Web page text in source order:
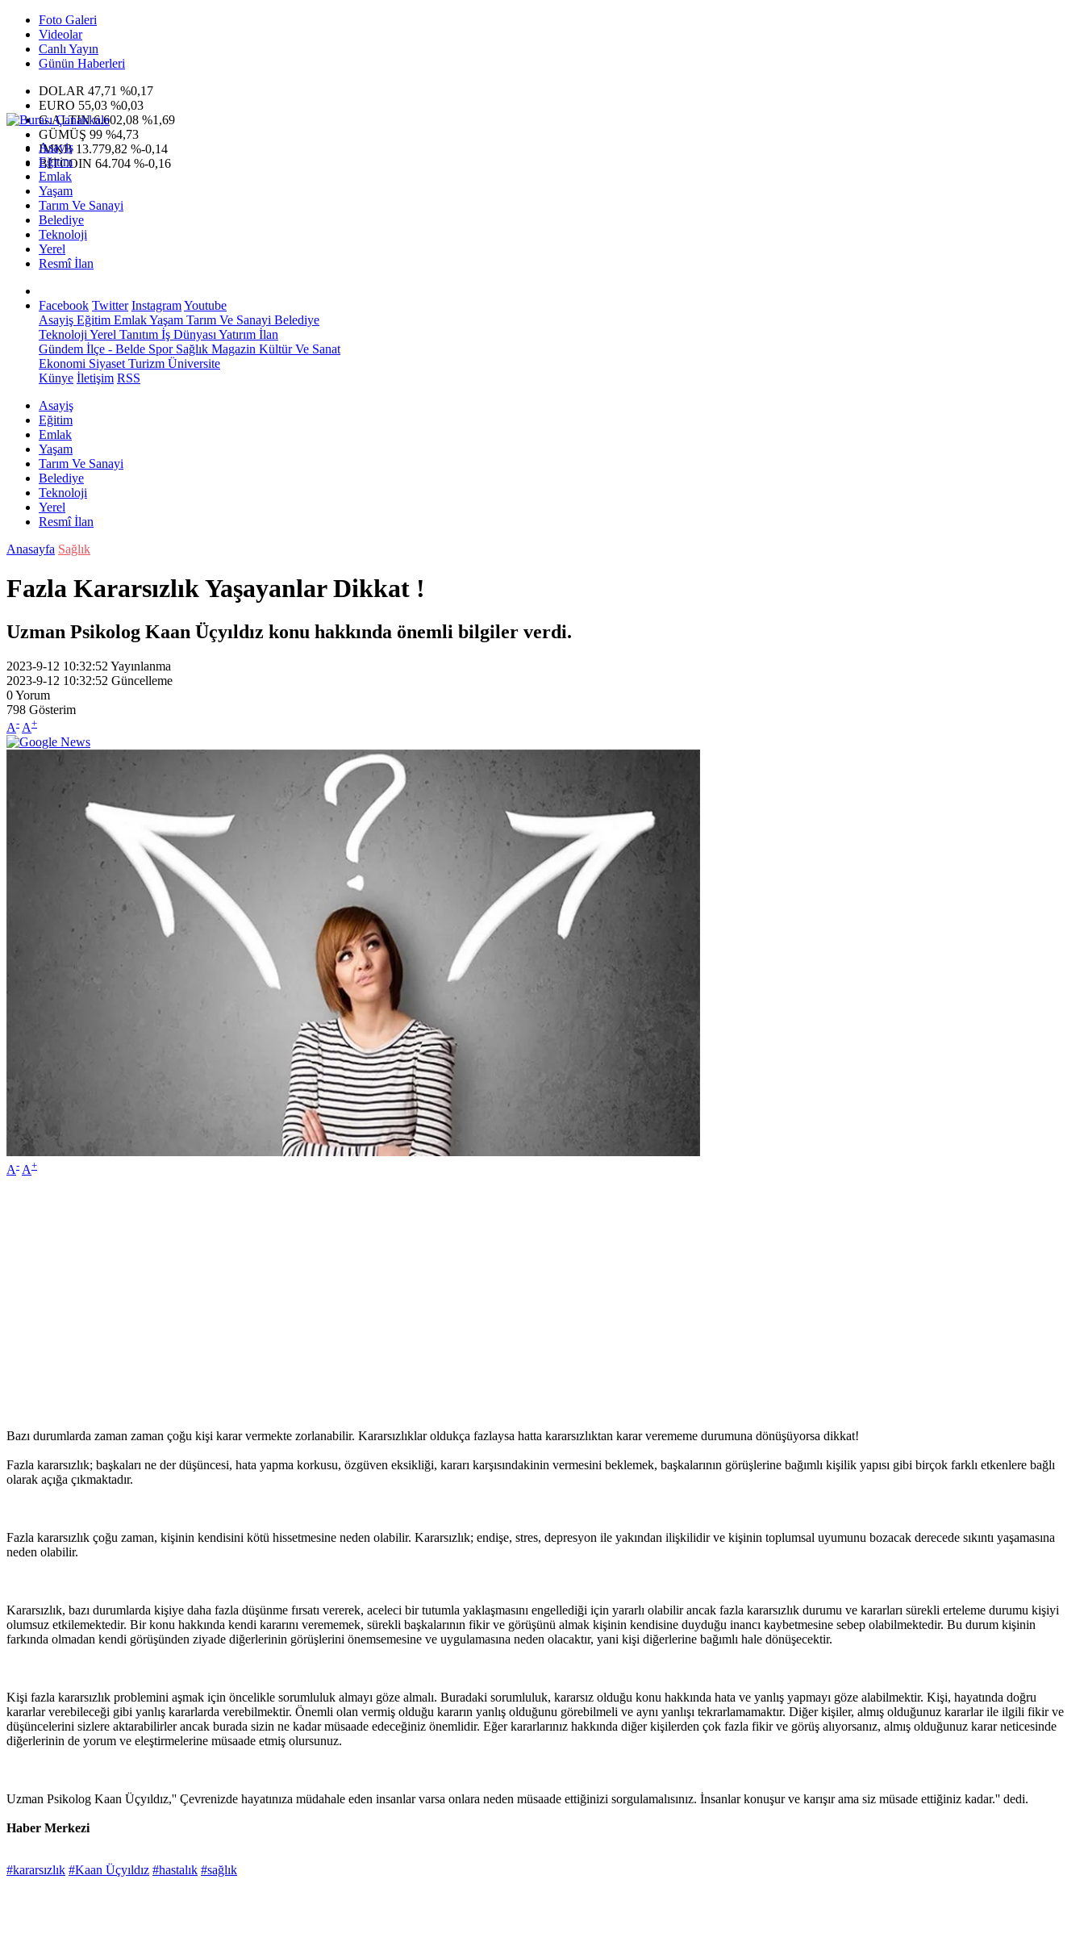
Foto Galeri
Videolar
Canlı Yayın
Günün Haberleri
DOLAR 47,71 %0,17
EURO 55,03 %0,03
G.ALTIN6.602,08 %1,69
GÜMÜŞ 99 %4,73
IMKB 13.779,82 %-0,14
BITCOIN 64.704 %-0,16
Asayiş
Eğitim
Emlak
Yaşam
Tarım Ve Sanayi
Belediye
Teknoloji
Yerel
Resmî İlan
Facebook Twitter InstagramYoutube
Asayiş Eğitim EmlakYaşam Tarım Ve Sanayi Belediye
Teknoloji Yerel Tanıtım İş Dünyası Yatırım İlan
Gündem İlçe - Belde SporSağlık Magazin Kültür Ve Sanat
Ekonomi Siyaset Turizm Üniversite
Künye İletişim RSS
Asayiş
Eğitim
Emlak
Yaşam
Tarım Ve Sanayi
Belediye
Teknoloji
Yerel
Resmî İlan
Anasayfa Sağlık
Fazla Kararsızlık Yaşayanlar Dikkat !
Uzman Psikolog Kaan Üçyıldız konu hakkında önemli bilgiler verdi.
2023-9-12 10:32:52 Yayınlanma
2023-9-12 10:32:52 Güncelleme
0Yorum
798 Gösterim
A- A+
A- A+
Bazı durumlarda zaman zaman çoğu kişi karar vermekte zorlanabilir. Kararsızlıklar oldukça fazlaysa hatta kararsızlıktan karar verememe durumuna dönüşüyorsa dikkat!
Fazla kararsızlık; başkaları ne der düşüncesi, hata yapma korkusu, özgüven eksikliği, kararı karşısındakinin vermesini beklemek, başkalarının görüşlerine bağımlı kişilik yapısı gibi birçok farklı etkenlere bağlı
olarak açığa çıkmaktadır.
Fazla kararsızlık çoğu zaman, kişinin kendisini kötü hissetmesine neden olabilir. Kararsızlık; endişe, stres, depresyon ile yakından ilişkilidir ve kişinin toplumsal uyumunu bozacak derecede sıkıntı yaşamasına
neden olabilir.
Kararsızlık, bazı durumlarda kişiye daha fazla düşünme fırsatı vererek, aceleci bir tutumla yaklaşmasını engellediği için yararlı olabilir ancak fazla kararsızlık durumu ve kararları sürekli erteleme durumu kişiyi
olumsuz etkilemektedir. Bir konu hakkında kendi kararını verememek, sürekli başkalarının fikir ve görüşünü almak kişinin kendisine duyduğu inancı kaybetmesine sebep olabilmektedir. Bu durum kişinin
farkında olmadan kendi görüşünden ziyade diğerlerinin görüşlerini önemsemesine ve uygulamasına neden olacaktır, yani kişi diğerlerine bağımlı hale dönüşecektir.
Kişi fazla kararsızlık problemini aşmak için öncelikle sorumluluk almayı göze almalı. Buradaki sorumluluk, kararsız olduğu konu hakkında hata ve yanlış yapmayı göze alabilmektir. Kişi, hayatında doğru
kararlar verebileceği gibi yanlış kararlarda verebilmektir. Önemli olan vermiş olduğu kararın yanlış olduğunu görebilmeli ve aynı yanlışı tekrarlamamaktır. Diğer kişiler, almış olduğunuz kararlar ile ilgili fikir ve
düşüncelerini sizlere aktarabilirler ancak burada sizin ne kadar müsaade edeceğiniz önemlidir. Eğer kararlarınız hakkında diğer kişilerden çok fazla fikir ve görüş alıyorsanız, almış olduğunuz karar neticesinde
diğerlerinin de yorum ve eleştirmelerine müsaade etmiş olursunuz.
Uzman Psikolog Kaan Üçyıldız,'' Çevrenizde hayatınıza müdahale eden insanlar varsa onlara neden müsaade ettiğinizi sorgulamalısınız. İnsanlar konuşur ve karışır ama siz müsade ettiğiniz kadar.'' dedi.
Haber Merkezi
#kararsızlık #Kaan Üçyıldız #hastalık #sağlık